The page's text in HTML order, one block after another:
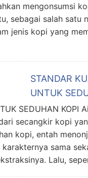
mengonsumsi
sebagai salah satu
jenis kopi yang
STANDAR
UNTUK
SEDUHAN
secangkir kopi
kopi, entah
sama
Lalu,